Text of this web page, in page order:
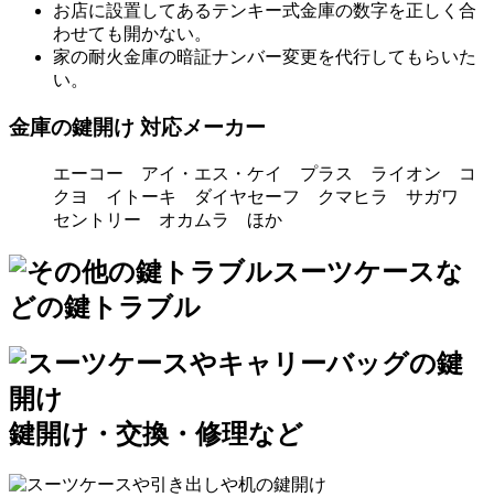
お店に設置してあるテンキー式金庫の数字を正しく合
わせても開かない。
家の耐火金庫の暗証ナンバー変更を代行してもらいた
い。
金庫の鍵開け 対応メーカー
エーコー アイ・エス・ケイ プラス ライオン コ
クヨ イトーキ ダイヤセーフ クマヒラ サガワ
セントリー オカムラ ほか
スーツケースな
どの鍵トラブル
鍵開け・交換・修理など